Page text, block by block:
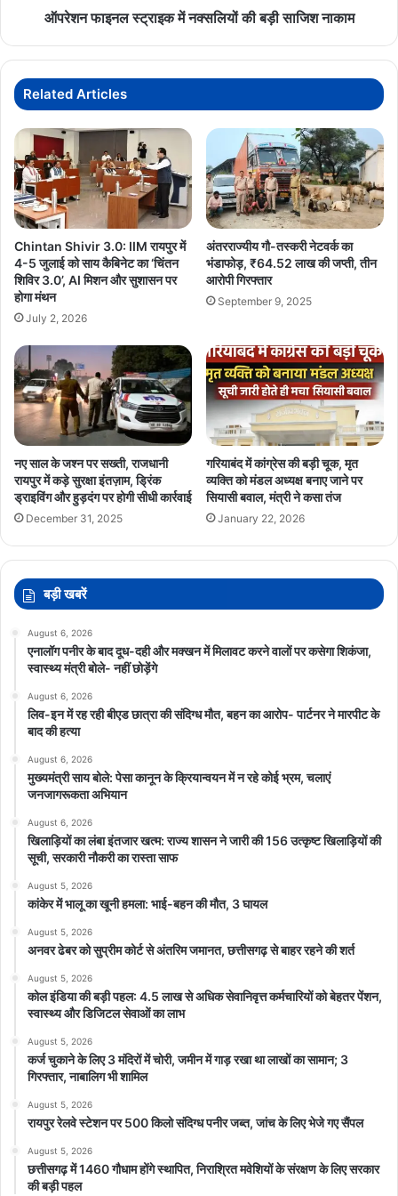
माध्यम से भारत की समृद्ध जनजातीय विरासत की जीवंत झलक प्रस्तुत की। मांदर,
ढोल और लोकधुनों से गूंजता लाल किला मैदान विविधता में एकता और सांस्कृतिक
समृद्धि का प्रभावशाली प्रतीक बन गया।
मुख्यमंत्री विष्णुदेव साय ने कहा कि जनजातीय समाज केवल अतीत की विरासत
नहीं, बल्कि भारत के भविष्य की भी महत्वपूर्ण शक्ति है। उनका जीवन दर्शन, प्रकृति
के प्रति सम्मान और सामुदायिक जीवन की भावना आधुनिक विकास मॉडल को
संतुलित और मानवीय दिशा दे सकती है। यह राष्ट्रीय जनजाति सांस्कृतिक समागम
जनजातीय समाज की एकता, स्वाभिमान और सांस्कृतिक पुनर्जागरण का सशक्त
संदेश बनकर उभरा।
AmitShah BirsaMunda150
NationalTribalCulturalConclave
TribalPride TribalCulture
ऑपरेशन फाइनल स्ट्राइक में नक्सलियों की बड़ी साजिश नाकाम
Related Articles
Chintan Shivir 3.0: IIM रायपुर में
4-5 जुलाई को साय कैबिनेट का ‘चिंतन
शिविर 3.0’, AI मिशन और सुशासन पर
होगा मंथन
July 2, 2026
अंतरराज्यीय गौ-तस्करी नेटवर्क का
भंडाफोड़, ₹64.52 लाख की जप्ती, तीन
आरोपी गिरफ्तार
September 9, 2025
नए साल के जश्न पर सख्ती, राजधानी
रायपुर में कड़े सुरक्षा इंतज़ाम, ड्रिंक
ड्राइविंग और हुड़दंग पर होगी सीधी कार्रवाई
December 31, 2025
गरियाबंद में कांग्रेस की बड़ी चूक, मृत
व्यक्ति को मंडल अध्यक्ष बनाए जाने पर
सियासी बवाल, मंत्री ने कसा तंज
January 22, 2026
बड़ी खबरें
August 6, 2026
एनालॉग पनीर के बाद दूध-दही और मक्खन में मिलावट करने वालों पर कसेगा शिकंजा,
स्वास्थ्य मंत्री बोले- नहीं छोड़ेंगे
August 6, 2026
लिव-इन में रह रही बीएड छात्रा की संदिग्ध मौत, बहन का आरोप- पार्टनर ने मारपीट के
बाद की हत्या
August 6, 2026
मुख्यमंत्री साय बोले: पेसा कानून के क्रियान्वयन में न रहे कोई भ्रम, चलाएं
जनजागरूकता अभियान
August 6, 2026
खिलाड़ियों का लंबा इंतजार खत्म: राज्य शासन ने जारी की 156 उत्कृष्ट खिलाड़ियों की
सूची, सरकारी नौकरी का रास्ता साफ
August 5, 2026
कांकेर में भालू का खूनी हमला: भाई-बहन की मौत, 3 घायल
August 5, 2026
अनवर ढेबर को सुप्रीम कोर्ट से अंतरिम जमानत, छत्तीसगढ़ से बाहर रहने की शर्त
August 5, 2026
कोल इंडिया की बड़ी पहल: 4.5 लाख से अधिक सेवानिवृत्त कर्मचारियों को बेहतर पेंशन,
स्वास्थ्य और डिजिटल सेवाओं का लाभ
August 5, 2026
कर्ज चुकाने के लिए 3 मंदिरों में चोरी, जमीन में गाड़ रखा था लाखों का सामान; 3
गिरफ्तार, नाबालिग भी शामिल
August 5, 2026
रायपुर रेलवे स्टेशन पर 500 किलो संदिग्ध पनीर जब्त, जांच के लिए भेजे गए सैंपल
August 5, 2026
छत्तीसगढ़ में 1460 गौधाम होंगे स्थापित, निराश्रित मवेशियों के संरक्षण के लिए सरकार
की बड़ी पहल